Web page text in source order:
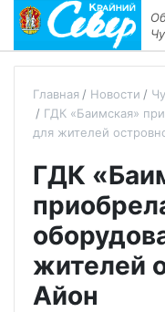
Главная Новости
ГДК «Баимская»
для жителей
ГДК
жителей
Айон